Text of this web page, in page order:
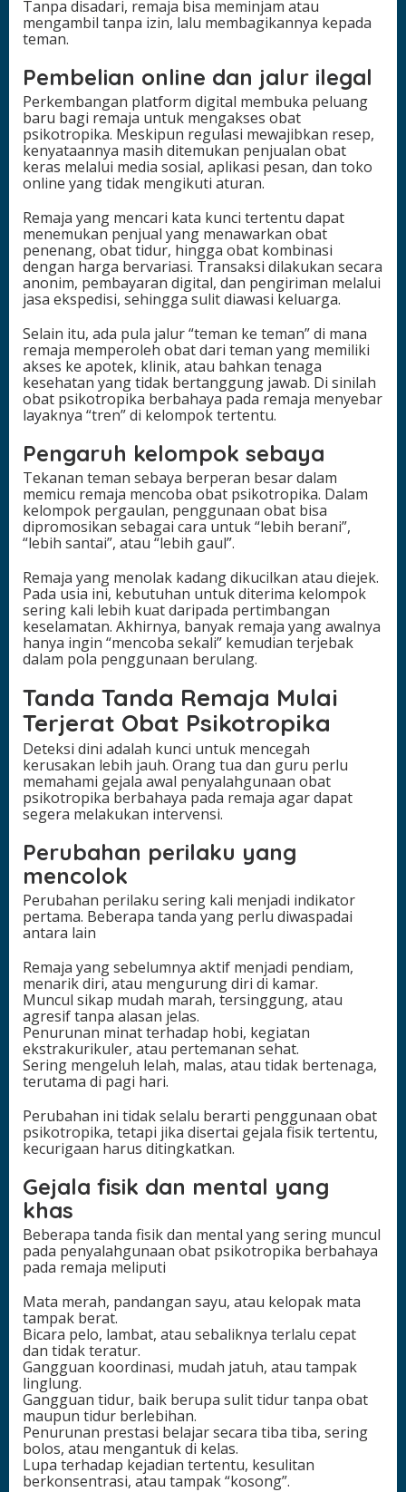
Tanpa disadari, remaja bisa meminjam atau
mengambil tanpa izin, lalu membagikannya kepada
teman.
Pembelian online dan jalur ilegal
Perkembangan platform digital membuka peluang
baru bagi remaja untuk mengakses obat
psikotropika. Meskipun regulasi mewajibkan resep,
kenyataannya masih ditemukan penjualan obat
keras melalui media sosial, aplikasi pesan, dan toko
online yang tidak mengikuti aturan.
Remaja yang mencari kata kunci tertentu dapat
menemukan penjual yang menawarkan obat
penenang, obat tidur, hingga obat kombinasi
dengan harga bervariasi. Transaksi dilakukan secara
anonim, pembayaran digital, dan pengiriman melalui
jasa ekspedisi, sehingga sulit diawasi keluarga.
Selain itu, ada pula jalur “teman ke teman” di mana
remaja memperoleh obat dari teman yang memiliki
akses ke apotek, klinik, atau bahkan tenaga
kesehatan yang tidak bertanggung jawab. Di sinilah
obat psikotropika berbahaya pada remaja menyebar
layaknya “tren” di kelompok tertentu.
Pengaruh kelompok sebaya
Tekanan teman sebaya berperan besar dalam
memicu remaja mencoba obat psikotropika. Dalam
kelompok pergaulan, penggunaan obat bisa
dipromosikan sebagai cara untuk “lebih berani”,
“lebih santai”, atau “lebih gaul”.
Remaja yang menolak kadang dikucilkan atau diejek.
Pada usia ini, kebutuhan untuk diterima kelompok
sering kali lebih kuat daripada pertimbangan
keselamatan. Akhirnya, banyak remaja yang awalnya
hanya ingin “mencoba sekali” kemudian terjebak
dalam pola penggunaan berulang.
Tanda Tanda Remaja Mulai
Terjerat Obat Psikotropika
Deteksi dini adalah kunci untuk mencegah
kerusakan lebih jauh. Orang tua dan guru perlu
memahami gejala awal penyalahgunaan obat
psikotropika berbahaya pada remaja agar dapat
segera melakukan intervensi.
Perubahan perilaku yang
mencolok
Perubahan perilaku sering kali menjadi indikator
pertama. Beberapa tanda yang perlu diwaspadai
antara lain
Remaja yang sebelumnya aktif menjadi pendiam,
menarik diri, atau mengurung diri di kamar.
Muncul sikap mudah marah, tersinggung, atau
agresif tanpa alasan jelas.
Penurunan minat terhadap hobi, kegiatan
ekstrakurikuler, atau pertemanan sehat.
Sering mengeluh lelah, malas, atau tidak bertenaga,
terutama di pagi hari.
Perubahan ini tidak selalu berarti penggunaan obat
psikotropika, tetapi jika disertai gejala fisik tertentu,
kecurigaan harus ditingkatkan.
Gejala fisik dan mental yang
khas
Beberapa tanda fisik dan mental yang sering muncul
pada penyalahgunaan obat psikotropika berbahaya
pada remaja meliputi
Mata merah, pandangan sayu, atau kelopak mata
tampak berat.
Bicara pelo, lambat, atau sebaliknya terlalu cepat
dan tidak teratur.
Gangguan koordinasi, mudah jatuh, atau tampak
linglung.
Gangguan tidur, baik berupa sulit tidur tanpa obat
maupun tidur berlebihan.
Penurunan prestasi belajar secara tiba tiba, sering
bolos, atau mengantuk di kelas.
Lupa terhadap kejadian tertentu, kesulitan
berkonsentrasi, atau tampak “kosong”.